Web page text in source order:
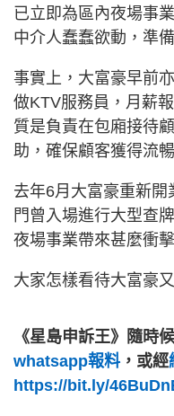
已立即為區內夜場事
中介人蠢蠢欲動，準
事實上，大富豪早前
做KTV服務員，月薪
質是負責在包廂接待
助，確保顧客獲得流
去年6月大富豪重新
門曾入場進行大型查
夜場事業帶來甚麼衝
大家怎樣看待大富豪
《星島申訴王》隨時
whatsapp報料，或經
https://bit.ly/